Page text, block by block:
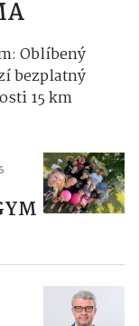
Oblíbený
bezplatný
15 km